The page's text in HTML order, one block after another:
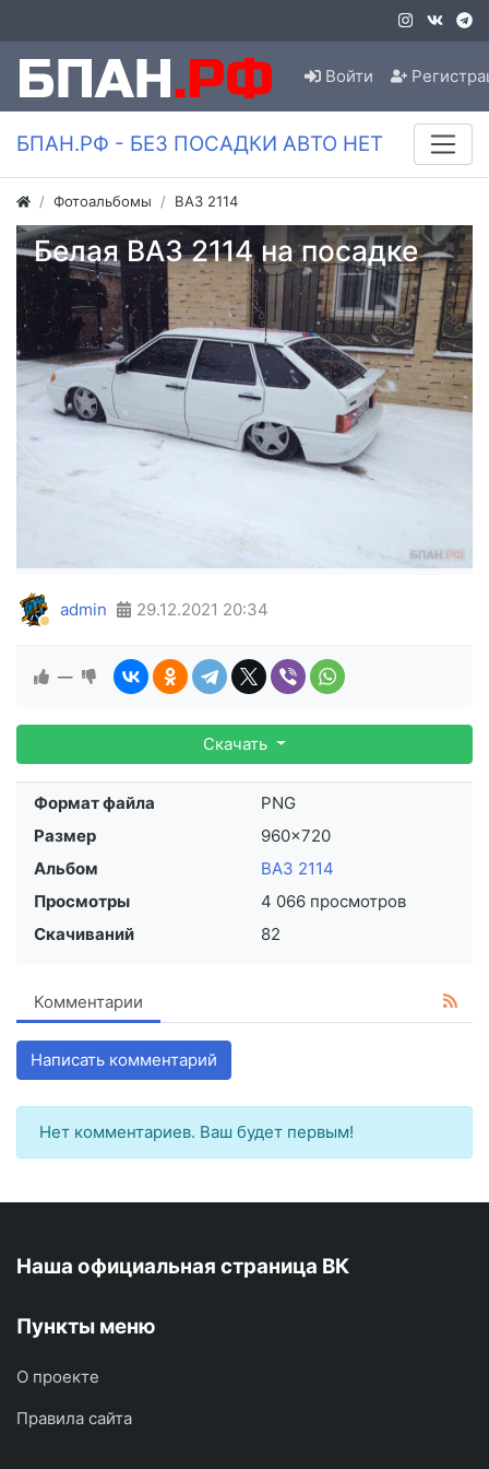
Войти
БПАН.РФ - БЕЗ ПОСАДКИ АВТО НЕТ
Фотоальбомы ВАЗ 2114
Белая ВАЗ 2114 на посадке
admin 29.12.2021 20:34
—
Скачать
Формат файла
PNG
Размер
960×720
Альбом
ВАЗ 2114
Просмотры
4 066 просмотров
Скачиваний
82
Комментарии
Написать комментарий
Нет комментариев. Ваш будет первым!
Наша официальная страница ВК
Пункты меню
О проекте
Правила сайта